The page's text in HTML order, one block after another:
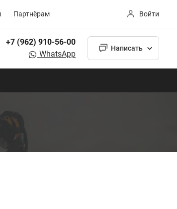
Партнёрам Войти
+7 (962) 910-56-00
WhatsApp
Написать